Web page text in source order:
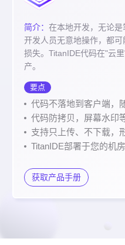
简介： 在本地开发，无论
开发人员无意地操作，都
损失。TitanIDE代码在"云
产。
要点
代码不落地到客户端，
代码防拷贝，屏幕水印
支持只上传、不下载，
TitanIDE部署于您的机
获取产品手册